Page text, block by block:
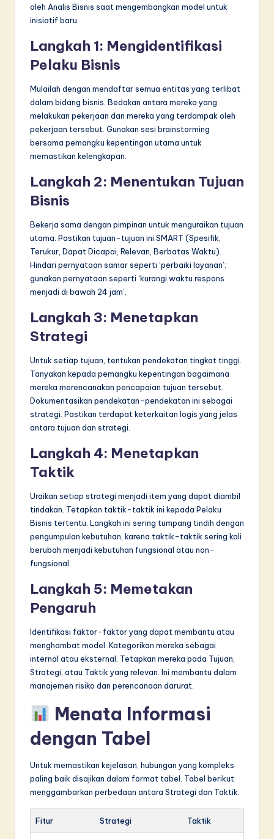
oleh Analis Bisnis saat mengembangkan model untuk
inisiatif baru.
Langkah 1: Mengidentifikasi
Pelaku Bisnis
Mulailah dengan mendaftar semua entitas yang terlibat
dalam bidang bisnis. Bedakan antara mereka yang
melakukan pekerjaan dan mereka yang terdampak oleh
pekerjaan tersebut. Gunakan sesi brainstorming
bersama pemangku kepentingan utama untuk
memastikan kelengkapan.
Langkah 2: Menentukan Tujuan
Bisnis
Bekerja sama dengan pimpinan untuk menguraikan tujuan
utama. Pastikan tujuan-tujuan ini SMART (Spesifik,
Terukur, Dapat Dicapai, Relevan, Berbatas Waktu).
Hindari pernyataan samar seperti ‘perbaiki layanan’;
gunakan pernyataan seperti ‘kurangi waktu respons
menjadi di bawah 24 jam’.
Langkah 3: Menetapkan
Strategi
Untuk setiap tujuan, tentukan pendekatan tingkat tinggi.
Tanyakan kepada pemangku kepentingan bagaimana
mereka merencanakan pencapaian tujuan tersebut.
Dokumentasikan pendekatan-pendekatan ini sebagai
strategi. Pastikan terdapat keterkaitan logis yang jelas
antara tujuan dan strategi.
Langkah 4: Menetapkan
Taktik
Uraikan setiap strategi menjadi item yang dapat diambil
tindakan. Tetapkan taktik-taktik ini kepada Pelaku
Bisnis tertentu. Langkah ini sering tumpang tindih dengan
pengumpulan kebutuhan, karena taktik-taktik sering kali
berubah menjadi kebutuhan fungsional atau non-
fungsional.
Langkah 5: Memetakan
Pengaruh
Identifikasi faktor-faktor yang dapat membantu atau
menghambat model. Kategorikan mereka sebagai
internal atau eksternal. Tetapkan mereka pada Tujuan,
Strategi, atau Taktik yang relevan. Ini membantu dalam
manajemen risiko dan perencanaan darurat.
Menata Informasi
dengan Tabel
Untuk memastikan kejelasan, hubungan yang kompleks
paling baik disajikan dalam format tabel. Tabel berikut
menggambarkan perbedaan antara Strategi dan Taktik.
Fitur Strategi Taktik